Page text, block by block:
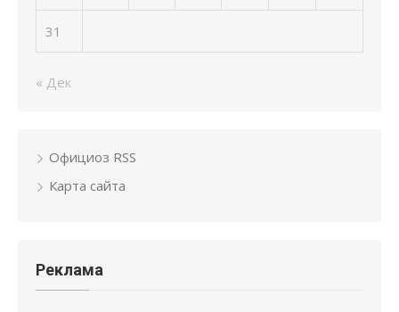
31
« Дек
Официоз RSS
Карта сайта
Реклама